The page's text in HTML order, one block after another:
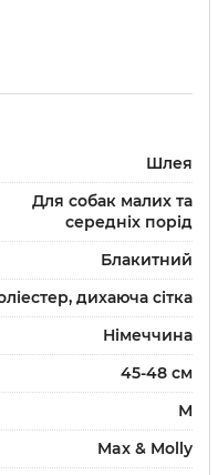
Шлея
Для собак малих та
середніх порід
Блакитний
дихаюча сітка
Німеччина
45-48 см
М
Max & Molly